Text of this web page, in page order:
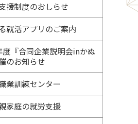
援制度のおしらせ
就活アプリのご案内
度『合同企業説明会inかぬ
のお知らせ
業訓練センター
家庭の就労支援